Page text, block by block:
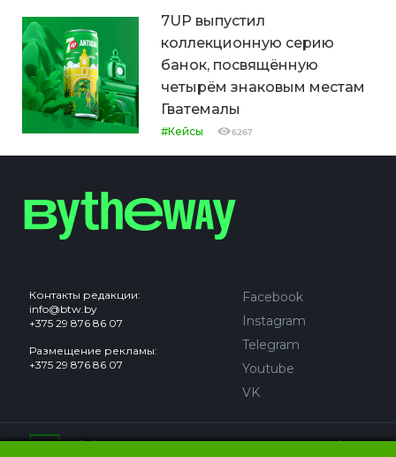
7UP выпустил
коллекционную серию
банок, посвящённую
четырём знаковым местам
Гватемалы
#Кейсы 6267
Контакты редакции:
info@btw.by
+375 29 876 86 07
Размещение рекламы:
+375 29 876 86 07
Facebook
Instagram
Telegram
Youtube
VK
Сайт может содержать контент, не предназначенный для